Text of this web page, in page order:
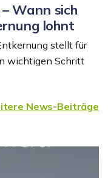
Wann sich
lohnt
stellt für
wichtigen Schritt
News-Beiträge